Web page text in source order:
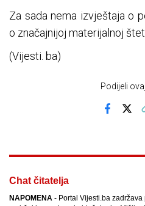
Za sada nema izvještaja o
o značajnijoj materijalnoj
(Vijesti. ba)
Podijeli
Chat čitatelja
NAPOMENA - Portal Vijesti.ba